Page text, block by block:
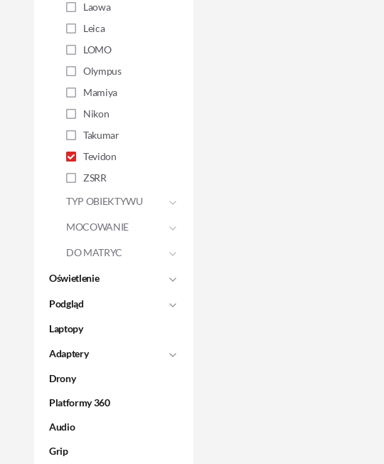
Laowa
Leica
LOMO
Olympus
Mamiya
Nikon
Takumar
Tevidon
ZSRR
TYP OBIEKTYWU
MOCOWANIE
DO MATRYC
Oświetlenie
Podgląd
Laptopy
Adaptery
Drony
Platformy 360
Audio
Grip